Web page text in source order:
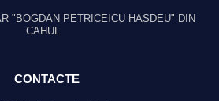
"BOGDAN PETRICEICU HASDEU" DIN
CAHUL
CONTACTE